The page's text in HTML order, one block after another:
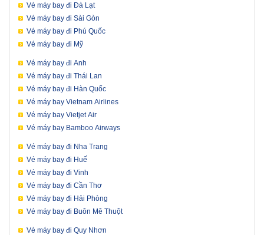
Vé máy bay đi Đà Lạt
Vé máy bay đi Sài Gòn
Vé máy bay đi Phú Quốc
Vé máy bay đi Mỹ
Vé máy bay đi Anh
Vé máy bay đi Thái Lan
Vé máy bay đi Hàn Quốc
Vé máy bay Vietnam Airlines
Vé máy bay Vietjet Air
Vé máy bay Bamboo Airways
Vé máy bay đi Nha Trang
Vé máy bay đi Huế
Vé máy bay đi Vinh
Vé máy bay đi Cần Thơ
Vé máy bay đi Hải Phòng
Vé máy bay đi Buôn Mê Thuột
Vé máy bay đi Quy Nhơn